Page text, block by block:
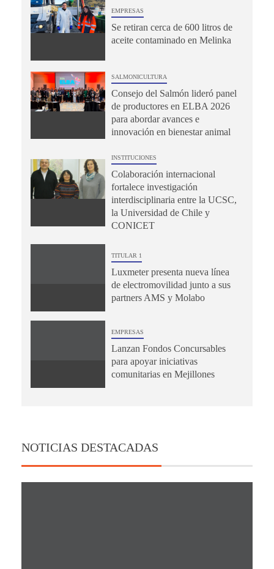
EMPRESAS
Se retiran cerca de 600 litros de
aceite contaminado en Melinka
SALMONICULTURA
Consejo del Salmón lideró panel
de productores en ELBA 2026
para abordar avances e
innovación en bienestar animal
INSTITUCIONES
Colaboración internacional
fortalece investigación
interdisciplinaria entre la UCSC,
la Universidad de Chile y
CONICET
TITULAR 1
Luxmeter presenta nueva línea
de electromovilidad junto a sus
partners AMS y Molabo
EMPRESAS
Lanzan Fondos Concursables
para apoyar iniciativas
comunitarias en Mejillones
NOTICIAS DESTACADAS